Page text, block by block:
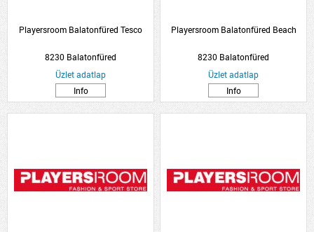
Playersroom Balatonfüred Tesco
8230 Balatonfüred
Üzlet adatlap
Info
Playersroom Balatonfüred Beach
8230 Balatonfüred
Üzlet adatlap
Info